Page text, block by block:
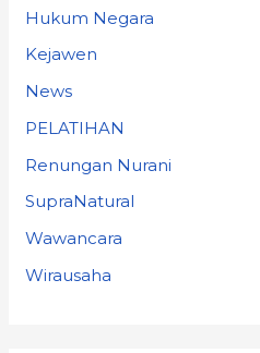
Hukum Negara
Kejawen
News
PELATIHAN
Renungan Nurani
SupraNatural
Wawancara
Wirausaha